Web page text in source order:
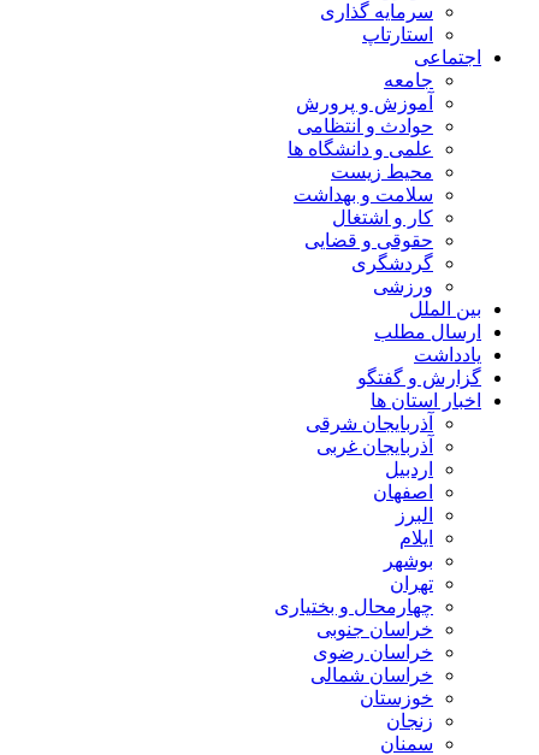
سرمایه گذاری
استارتاپ
اجتماعی
جامعه
آموزش و پرورش
حوادث و انتظامی
علمی و دانشگاه ها
محیط زیست
سلامت و بهداشت
کار و اشتغال
حقوقی و قضایی
گردشگری
ورزشی
بین الملل
ارسال مطلب
یادداشت
گزارش و گفتگو
اخبار استان ها
آذربایجان شرقی
آذربایجان غربی
اردبیل
اصفهان
البرز
ایلام
بوشهر
تهران
چهارمحال و بختیاری
خراسان جنوبی
خراسان رضوی
خراسان شمالی
خوزستان
زنجان
سمنان